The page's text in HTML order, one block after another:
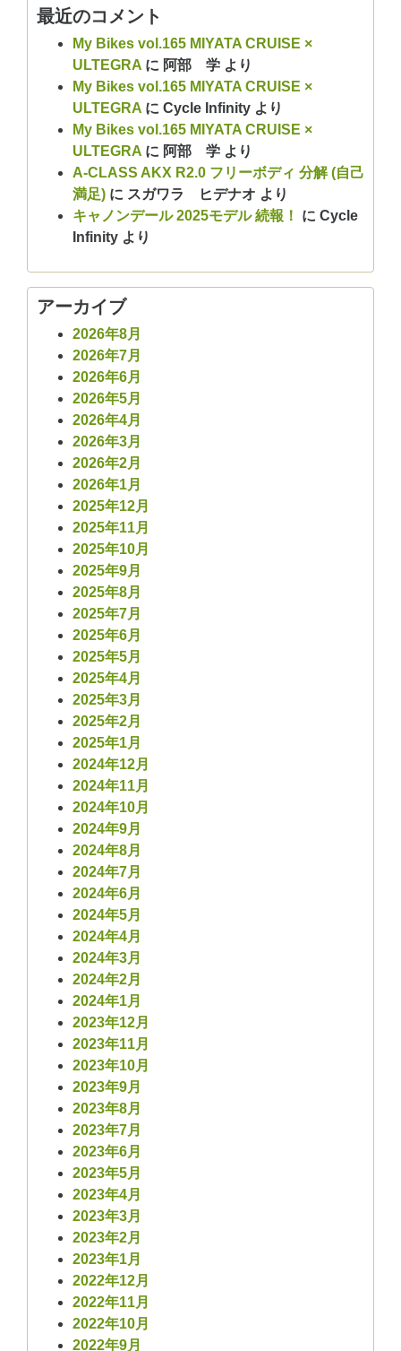
最近のコメント
My Bikes vol.165 MIYATA CRUISE ×
ULTEGRA に 阿部 学 より
My Bikes vol.165 MIYATA CRUISE ×
ULTEGRA に Cycle Infinity より
My Bikes vol.165 MIYATA CRUISE ×
ULTEGRA に 阿部 学 より
A-CLASS AKX R2.0 フリーボディ 分解 (自己
満足) に スガワラ ヒデナオ より
キャノンデール 2025モデル 続報！
に Cycle
Infinity より
アーカイブ
2026年8月
2026年7月
2026年6月
2026年5月
2026年4月
2026年3月
2026年2月
2026年1月
2025年12月
2025年11月
2025年10月
2025年9月
2025年8月
2025年7月
2025年6月
2025年5月
2025年4月
2025年3月
2025年2月
2025年1月
2024年12月
2024年11月
2024年10月
2024年9月
2024年8月
2024年7月
2024年6月
2024年5月
2024年4月
2024年3月
2024年2月
2024年1月
2023年12月
2023年11月
2023年10月
2023年9月
2023年8月
2023年7月
2023年6月
2023年5月
2023年4月
2023年3月
2023年2月
2023年1月
2022年12月
2022年11月
2022年10月
2022年9月